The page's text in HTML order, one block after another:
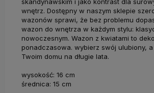
wnętrz. Dostępny w naszym sklepie
wazonów sprawi, że bez problemu
wazon do wnętrza w każdym stylu:
nowoczesnym. Wazon z kwiatami to
ponadczasowa. wybierz swój ulubiony,
Twoim domu na długie lata.
wysokość: 16 cm
średnica: 15 cm